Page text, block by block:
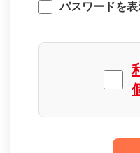
パスワードを